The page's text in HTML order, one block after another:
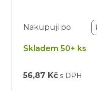
Nakupuji po
Skladem 50+ ks
56,87 Kč s DPH